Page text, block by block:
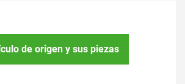
de origen y sus piezas